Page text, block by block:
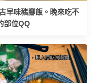
早味豬腳飯。晚來吃不
部位QQ